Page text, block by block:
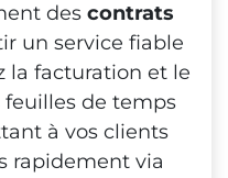
des contrats
un service fiable
la facturation et le
de temps
à vos clients
rapidement via